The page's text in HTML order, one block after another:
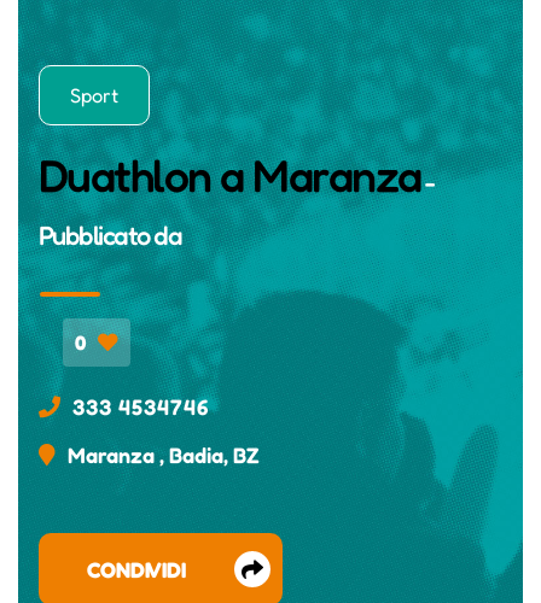
Sport
Duathlon a Maranza-
Pubblicato da
0
333 4534746
Maranza , Badia, BZ
CONDIVIDI